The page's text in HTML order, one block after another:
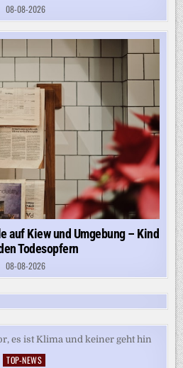
08-08-2026
auf Kiew und Umgebung – Kind
Todesopfern
08-08-2026
Posted
TOP-NEWS